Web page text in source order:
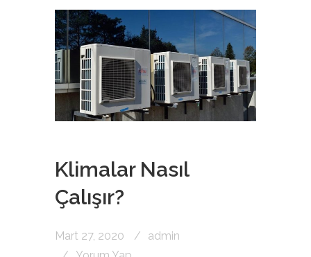
Klimalar Nasıl
Çalışır?
Mart 27, 2020
admin